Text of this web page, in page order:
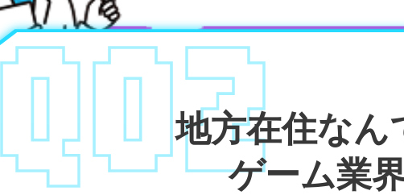
地方在住なん
ゲーム業
Q02